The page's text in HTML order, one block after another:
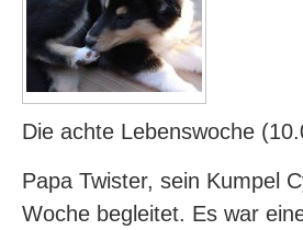
Die achte Lebenswoche
Papa Twister, sein Kumpel
Woche begleitet. Es war